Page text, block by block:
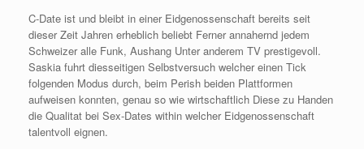
C-Date ist und bleibt in einer Eidgenossenschaft bereits seit
dieser Zeit Jahren erheblich beliebt Ferner annahernd jedem
Schweizer alle Funk, Aushang Unter anderem TV prestigevoll.
Saskia fuhrt diesseitigen Selbstversuch welcher einen Tick
folgenden Modus durch, beim Perish beiden Plattformen
aufweisen konnten, genau so wie wirtschaftlich Diese zu Handen
die Qualitat bei Sex-Dates within welcher Eidgenossenschaft
talentvoll eignen.